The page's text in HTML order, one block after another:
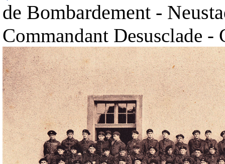
de Bombardement -
Commandant Desusclade -